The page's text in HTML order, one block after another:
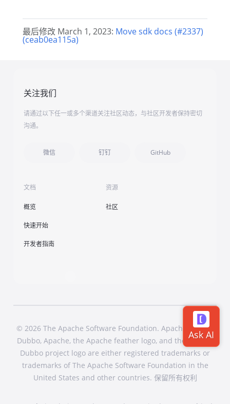
最后修改 March 1, 2023: Move sdk docs (#2337)
(ceab0ea115a)
关注我们
请通过以下任一或多个渠道关注社区动态，与社区开发者保持密切
沟通。
微信 钉钉 GitHub
文档
概览
快速开始
开发者指南
资源
社区
© 2026 The Apache Software Foundation. Apache Dubbo,
Dubbo, Apache, the Apache feather logo, and the Apache
Dubbo project logo are either registered trademarks or
trademarks of The Apache Software Foundation in the
United States and other countries. 保留所有权利